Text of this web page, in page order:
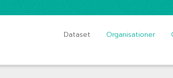
Dataset Organisationer